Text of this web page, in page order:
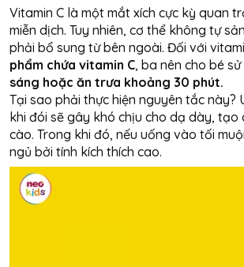
Vitamin C là một mắt xích cực kỳ quan
miễn dịch. Tuy nhiên, cơ thể không tự
phải bổ sung từ bên ngoài. Đối với
phẩm chứa vitamin C, ba nên cho bé
sáng hoặc ăn trưa khoảng 30 phút.
Tại sao phải thực hiện nguyên tắc này?
khi đói sẽ gây khó chịu cho dạ dày, tạo
cào. Trong khi đó, nếu uống vào tối
ngủ bởi tính kích thích cao.